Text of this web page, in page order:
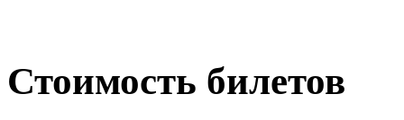
Стоимость билетов